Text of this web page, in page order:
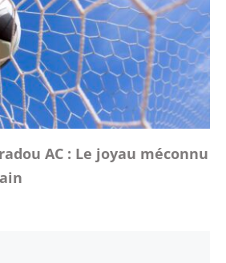
AC : Le joyau méconnu